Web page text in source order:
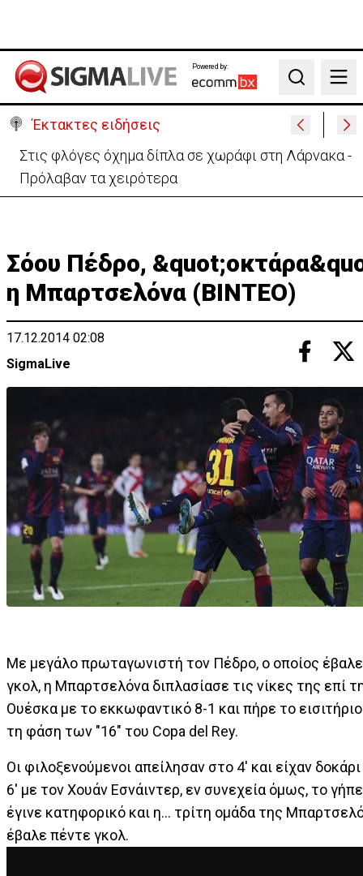
Powered by:
Search
Έκτακτες ειδήσεις
Στις φλόγες όχημα δίπλα σε χωράφι στη Λάρνακα -
Πρόλαβαν τα χειρότερα
Σόου Πέδρο,
η Μπαρτσελόνα (ΒΙΝΤΕΟ)
17.12.2014 02:08
SigmaLive
Με μεγάλο πρωταγωνιστή τον Πέδρο, ο οποίος έβαλε
γκολ, η Μπαρτσελόνα διπλασίασε τις νίκες της επί
Ουέσκα με το εκκωφαντικό 8-1 και πήρε το εισιτήριο
τη φάση των "16" του Copa del Rey.
Οι φιλοξενούμενοι απείλησαν στο 4' και είχαν
6' με τον Χουάν Εσνάιντερ, εν συνεχεία όμως, το
έγινε κατηφορικό και η... τρίτη ομάδα της
έβαλε πέντε γκολ.